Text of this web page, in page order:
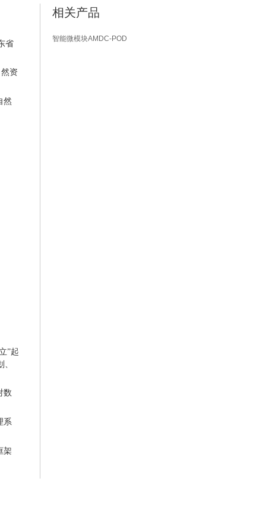
省
资
然
”起
数
系
架
相关产品
智能微模块AMDC-POD